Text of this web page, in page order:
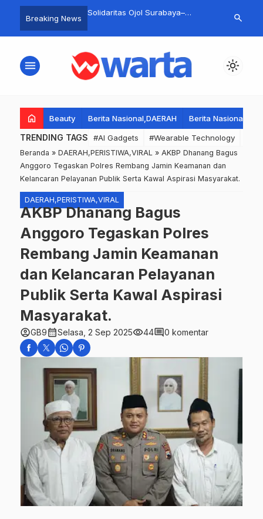
Breaking News
Istighosah dan Doa
Perkuat
Bangsa Indonesia.
Solidaritas Ojol Surabaya–
Masjid Polres Bangkalan Bersama
Bupati dan Kapolres untuk
Mengenang Affan Kurniawan
Bung
MADAS
Indonesia
search
menu light_mode
home Beauty Berita Nasional,DAERAH Berita
TRENDING TAGS #AI Gadgets #Wearable Technology
Beranda » DAERAH,PERISTIWA,VIRAL » AKBP Dhanang Bagus
Anggoro Tegaskan Polres Rembang Jamin Keamanan dan
Kelancaran Pelayanan Publik Serta Kawal Aspirasi Masyarakat.
DAERAH,PERISTIWA,VIRAL
AKBP Dhanang Bagus
Anggoro Tegaskan Polres
Rembang Jamin Keamanan
dan Kelancaran Pelayanan
Publik Serta Kawal Aspirasi
Masyarakat.
account_circleGB9calendar_monthSelasa, 2 Sep 2025visibility44comment0 komentar